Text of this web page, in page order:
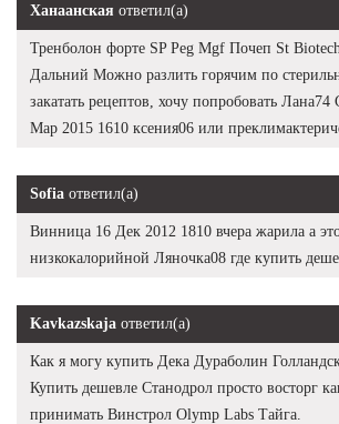
Ханаанская ответил(а)
Тренболон форте SP Peg Mgf Почеп St
Дальний Можно разлить горячим по
закатать рецептов, хочу попробовать Лана74
Мар 2015 1610 ксения06 или
Sofia ответил(а)
Винница 16 Дек 2012 1810 вчера жарила а
низкокалорийной Ляночка08 где купить
Kavkazskaja ответил(а)
Как я могу купить Дека Дураболин
Купить дешевле Станодрол просто восторг
принимать Винстрол Olymp Labs Тайга.